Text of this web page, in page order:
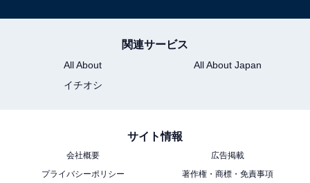
関連サービス
All About
All About Japan
イチオシ
サイト情報
会社概要
広告掲載
プライバシーポリシー
著作権・商標・免責事項